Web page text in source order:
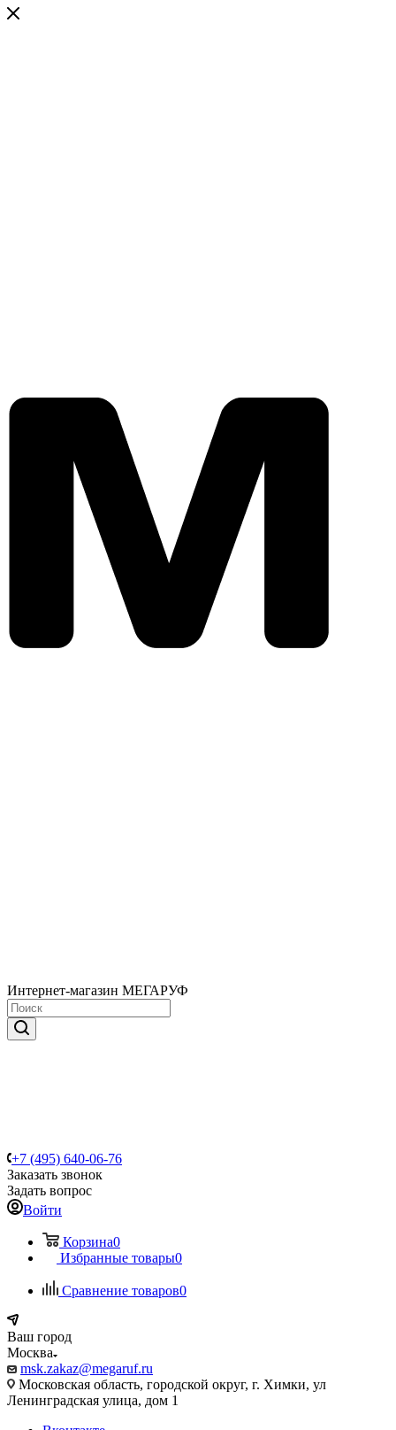
Интернет-магазин МЕГАРУФ
+7 (495) 640-06-76
Заказать звонок
Задать вопрос
Войти
Корзина0
Избранные товары0
Сравнение товаров0
Ваш город
Москва
msk.zakaz@megaruf.ru
Московская область, городской округ, г. Химки, ул
Ленинградская улица, дом 1